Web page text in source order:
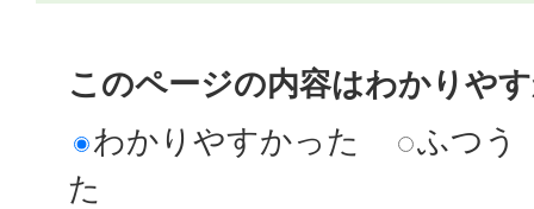
このページの内容はわかりや
わかりやすかった
ふつう
た